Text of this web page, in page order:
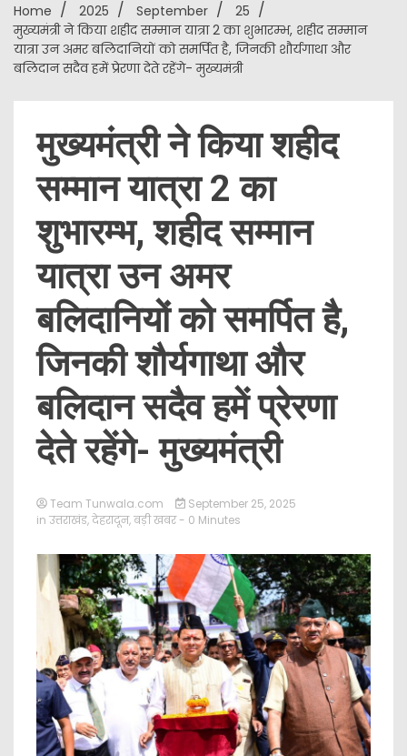
Home 2025 September
25
मुख्यमंत्री ने किया शहीद सम्मान यात्रा 2 का शुभारम्भ, शहीद सम्मान
यात्रा उन अमर बलिदानियों को समर्पित है, जिनकी शौर्यगाथा और
बलिदान सदैव हमें प्रेरणा देते रहेंगे- मुख्यमंत्री
मुख्यमंत्री ने किया शहीद
सम्मान यात्रा 2 का
शुभारम्भ, शहीद सम्मान
यात्रा उन अमर
बलिदानियों को समर्पित है,
जिनकी शौर्यगाथा और
बलिदान सदैव हमें प्रेरणा
देते रहेंगे- मुख्यमंत्री
Team Tunwala.com
September 25, 2025
in उत्तराखंड,देहरादून,बड़ी खबर - 0 Minutes